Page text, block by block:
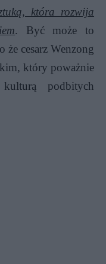
która rozwija
. Być może to
że cesarz Wenzong
który poważnie
podbitych